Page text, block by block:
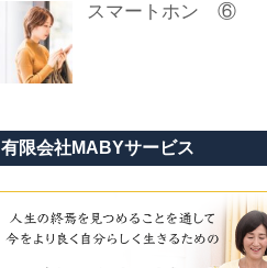
スマートホン ⑥
有限会社MABYサービス